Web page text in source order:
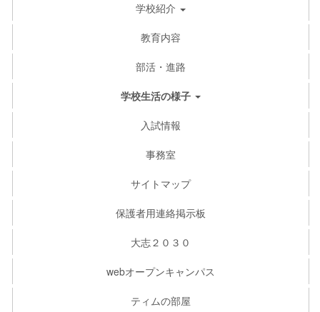
学校紹介
教育内容
部活・進路
学校生活の様子
入試情報
事務室
サイトマップ
保護者用連絡掲示板
大志２０３０
webオープンキャンパス
ティムの部屋